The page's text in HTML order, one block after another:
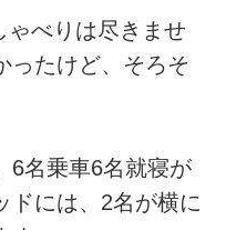
ゃべりは尽きませ
ったけど、そろそ
6名乗車6名就寝が
ドには、2名が横に